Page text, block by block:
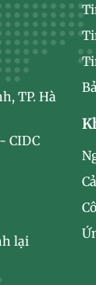
TP. Hà
CIDC
lại